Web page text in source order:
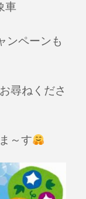
車
ンペーンも
尋ねくださ
～す